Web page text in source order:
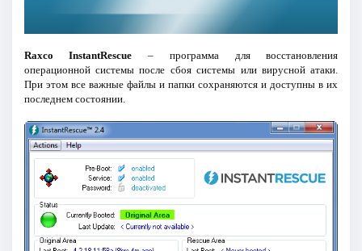
Raxco InstantRescue – программа для восстановления
операционной системы после сбоя системы или вирусной атаки.
При этом все важные файлы и папки сохраняются и доступны в их
последнем состоянии.